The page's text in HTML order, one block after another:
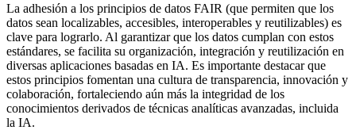
La adhesión a los principios de datos FAIR (que permiten que los
datos sean localizables, accesibles, interoperables y reutilizables) es
clave para lograrlo. Al garantizar que los datos cumplan con estos
estándares, se facilita su organización, integración y reutilización en
diversas aplicaciones basadas en IA. Es importante destacar que
estos principios fomentan una cultura de transparencia, innovación y
colaboración, fortaleciendo aún más la integridad de los
conocimientos derivados de técnicas analíticas avanzadas, incluida
la IA.